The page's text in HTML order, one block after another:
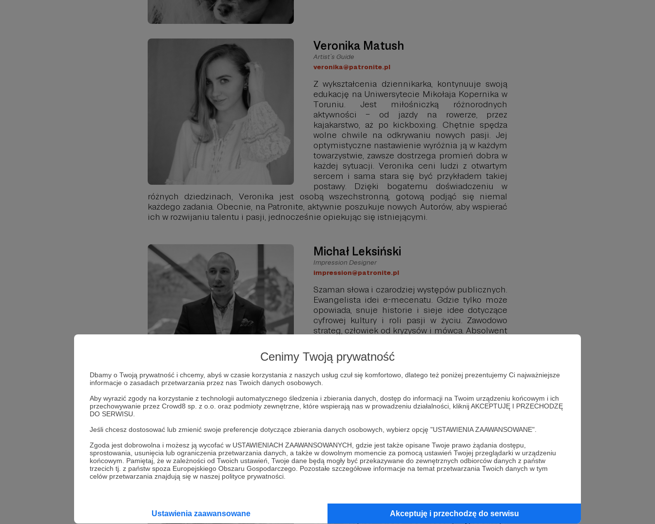
Cenimy Twoją prywatność
Dbamy o Twoją prywatność i chcemy, abyś w czasie korzystania z naszych usług czuł się komfortowo, dlatego też poniżej prezentujemy Ci najważniejsze
informacje o zasadach przetwarzania przez nas Twoich danych osobowych.
Aby wyrazić zgody na korzystanie z technologii automatycznego śledzenia i zbierania danych, dostęp do informacji na Twoim urządzeniu końcowym i ich
przechowywanie przez Crowd8 sp. z o.o. oraz podmioty zewnętrzne, które wspierają nas w prowadzeniu działalności, kliknij AKCEPTUJĘ I PRZECHODZĘ
DO SERWISU.
Jeśli chcesz dostosować lub zmienić swoje preferencje dotyczące zbierania danych osobowych, wybierz opcję "USTAWIENIA ZAAWANSOWANE".
Zgoda jest dobrowolna i możesz ją wycofać w USTAWIENIACH ZAAWANSOWANYCH, gdzie jest także opisane Twoje prawo żądania dostępu,
sprostowania, usunięcia lub ograniczenia przetwarzania danych, a także w dowolnym momencie za pomocą ustawień Twojej przeglądarki w urządzeniu
końcowym. Pamiętaj, że w zależności od Twoich ustawień, Twoje dane będą mogły być przekazywane do zewnętrznych odbiorców danych z państw
trzecich tj. z państw spoza Europejskiego Obszaru Gospodarczego. Pozostałe szczegółowe informacje na temat przetwarzania Twoich danych w tym
celów przetwarzania znajdują się w naszej polityce prywatności.
Ustawienia zaawansowane Akceptuję i przechodzę do serwisu
Veronika Matush
Artist`s Guide
veronika@patronite.pl
Z wykształcenia dziennikarka, kontynuuje swoją
edukację na Uniwersytecie Mikołaja Kopernika w
Toruniu. Jest miłośniczką różnorodnych
aktywności – od jazdy na rowerze, przez
kajakarstwo, aż po kickboxing. Chętnie spędza
wolne chwile na odkrywaniu nowych pasji. Jej
optymistyczne nastawienie wyróżnia ją w każdym
towarzystwie, zawsze dostrzega promień dobra w
każdej sytuacji. Veronika ceni ludzi z otwartym
sercem i sama stara się być przykładem takiej
postawy. Dzięki bogatemu doświadczeniu w
różnych dziedzinach, Veronika jest osobą wszechstronną, gotową podjąć się niemal
każdego zadania. Obecnie, na Patronite, aktywnie poszukuje nowych Autorów, aby wspierać
ich w rozwijaniu talentu i pasji, jednocześnie opiekując się istniejącymi.
Michał Leksiński
Impression Designer
impression@patronite.pl
Szaman słowa i czarodziej występów publicznych.
Ewangelista idei e-mecenatu. Gdzie tylko może
opowiada, snuje historie i sieje idee dotyczące
cyfrowej kultury i roli pasji w życiu. Zawodowo
strateg, człowiek od kryzysów i mówca. Absolwent
medialnej. Kolekcjoner studiów podyplomowych:
5 dyplomów z zakresu psychologii, wywiadu
gospodarczego i komunikacji. Pasjonat gór
wysokich - w drodze po Koronę Ziemi w ramach
„Projekt: Wyprawa”.
Marta Tyczyńska
Community Manager
marta@patronite.pl
Absolwentka dziennikarstwa i komunikacji
wolnych chwilach podśpiewuje Domowe Melodie
i wcina pizzę. Kocha fotografię, chociaż ostatnio